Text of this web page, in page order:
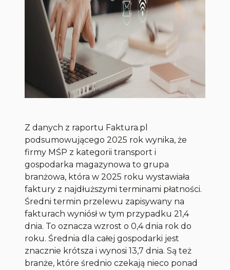
Z danych z raportu Faktura.pl
podsumowującego 2025 rok wynika, że
firmy MŚP z kategoriitransport i
gospodarka magazynowa to grupa
branżowa, która w 2025 roku wystawiała
faktury z najdłuższymi terminami płatności.
Średni termin przelewu zapisywany na
fakturach wyniósł w tym przypadku 21,4
dnia. To oznacza wzrost o 0,4 dnia rok do
roku. Średnia dla całej gospodarki jest
znacznie krótsza i wynosi 13,7 dnia. Są też
branże, które średnio czekają nieco ponad